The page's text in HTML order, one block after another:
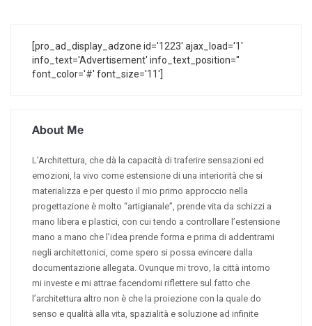
[pro_ad_display_adzone id='1223' ajax_load='1'
info_text='Advertisement' info_text_position=''
font_color='#' font_size='11']
About Me
L’Architettura, che dà la capacità di traferire sensazioni ed
emozioni, la vivo come estensione di una interiorità che si
materializza e per questo il mio primo approccio nella
progettazione è molto “artigianale”, prende vita da schizzi a
mano libera e plastici, con cui tendo a controllare l’estensione
mano a mano che l’idea prende forma e prima di addentrami
negli architettonici, come spero si possa evincere dalla
documentazione allegata. Ovunque mi trovo, la città intorno
mi investe e mi attrae facendomi riflettere sul fatto che
l’architettura altro non è che la proiezione con la quale do
senso e qualità alla vita, spazialità e soluzione ad infinite